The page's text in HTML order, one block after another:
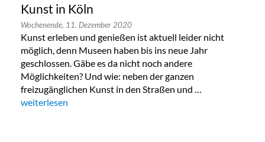
Kunst in Köln
Wochenende, 11. Dezember 2020
Kunst erleben und genießen ist aktuell leider nicht
möglich, denn Museen haben bis ins neue Jahr
geschlossen. Gäbe es da nicht noch andere
Möglichkeiten? Und wie: neben der ganzen
freizugänglichen Kunst in den Straßen und …
„Saturday Night Open: ein Abend für die Kunst in Köln“
weiterlesen